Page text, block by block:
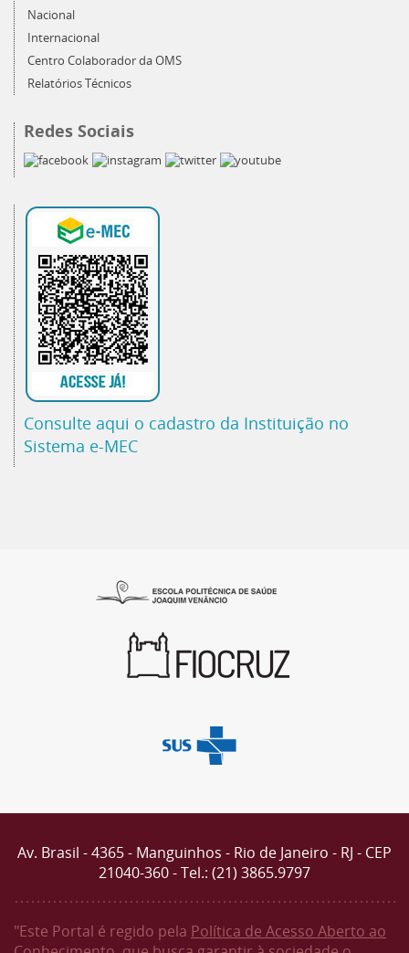
Nacional
Internacional
Centro Colaborador da OMS
Relatórios Técnicos
Redes Sociais
Consulte aqui o cadastro da Instituição no
Sistema e-MEC
Av. Brasil - 4365 - Manguinhos - Rio de Janeiro - RJ - CEP
21040-360 - Tel.: (21) 3865.9797
"Este Portal é regido pela Política de Acesso Aberto ao